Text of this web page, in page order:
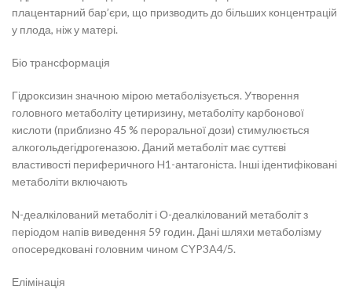
плацентарний бар’єри, що призводить до більших концентрацій
у плода, ніж у матері.
Біо трансформація
Гідроксизин значною мірою метаболізується. Утворення
головного метаболіту цетиризину, метаболіту карбонової
кислоти (приблизно 45 % пероральної дози) стимулюється
алкогольдегідрогеназою. Даний метаболіт має суттєві
властивості периферичного H1-антагоніста. Інші ідентифіковані
метаболіти включають
N-деалкілований метаболіт і О-деалкілований метаболіт з
періодом напів виведення 59 годин. Дані шляхи метаболізму
опосередковані головним чином CYP3A4/5.
Елімінація